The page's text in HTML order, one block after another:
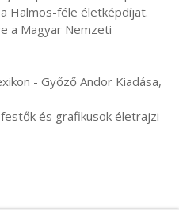
Halmos-féle életképdíjat.
a Magyar Nemzeti